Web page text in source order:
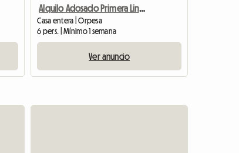
Alquilo Adosado Primera Linea De Playa
Casa entera | Orpesa
6 pers. | Mínimo 1 semana
Ver anuncio